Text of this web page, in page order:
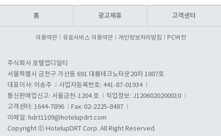
홈 광고제휴 고객센터
이용약관 유료서비스 이용약관 개인정보처리방침 PC버전
주식회사 호텔업디알티
서울특별시 금천구 가산동 691 대륭테크노타운20차 1807호
대표이사: 이송주
사업자등록번호: 441-87-01934
통신판매업신고: 서울금천-1204 호
직업정보: J1206020200010
고객센터: 1644-7896
Fax: 02-2225-8487
이메일: hdrt1109@hotelupdrt.com
Copyright ⓒ HotelupDRT Corp. All Right Reserved.